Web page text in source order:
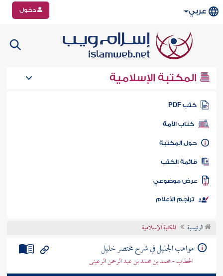
عربي دخول
المكتبة الإسلامية
كتب PDF
كتاب الأمة
المكتبة
الكتب
موضوعي
تراجم الأعلام
الرئيسية المكتبة الإسلامية
مواهب الجليل في شرح مختصر خليل
الحطاب - محمد بن محمد بن عبد الرحمن الرعينى